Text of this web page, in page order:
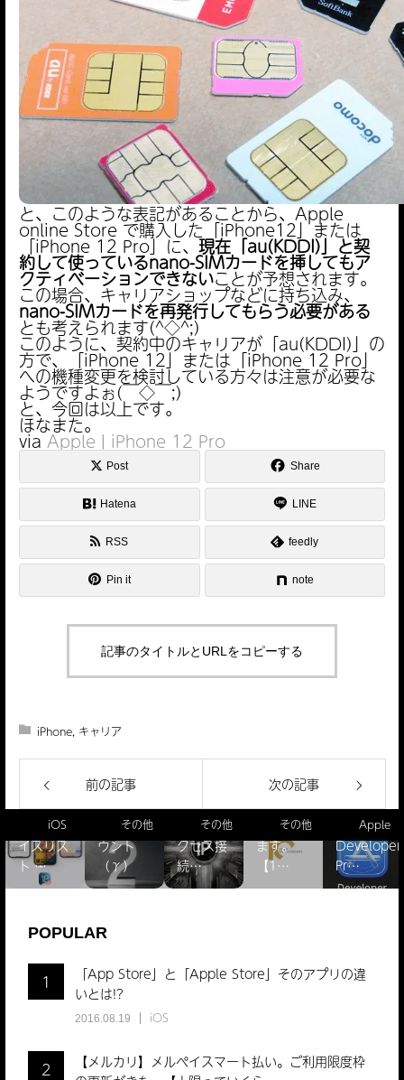
と、このような表記があることから、Apple
online Store で購入した「iPhone12」または
「iPhone 12 Pro」に、現在「au(KDDI)」と契
約して使っているnano-SIMカードを挿してもア
クティベーションできないことが予想されます。
この場合、キャリアショップなどに持ち込み、
nano-SIMカードを再発行してもらう必要がある
とも考えられます(^◇^;)
このように、契約中のキャリアが「au(KDDI)」の
方で、「iPhone 12」または「iPhone 12 Pro」
への機種変更を検討している方々は注意が必要な
ようですよぉ(￣◇￣;)
と、今回は以上です。
ほなまた。
viaApple | iPhone 12 Pro
Post Share
Hatena LINE
RSS feedly
Pin it note
記事のタイトルとURLをコピーする
iPhone, キャリア
前の記事 次の記事
iOS
驚きの
iOS 18
対象デバ
イスリス
ト ̵…
その他
文字数カ
ウント
（γ）
その他
IPアドレ
（IPv4／
IPv6）ア
クセス接
続…
その他
年】本年
もよろし
くお願い
申し上げ
ます。
【1…
Apple
【更新方
法】
「Apple
Developer
Pr…
POPULAR
1
「App Store」と「Apple Store」そのアプリの違
いとは!?
2016.08.19 iOS
2
【メルカリ】メルペイスマート払い。ご利用限度枠